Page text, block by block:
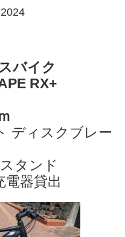
バイク
RX+
ディスクブレー
タンド
器貸出